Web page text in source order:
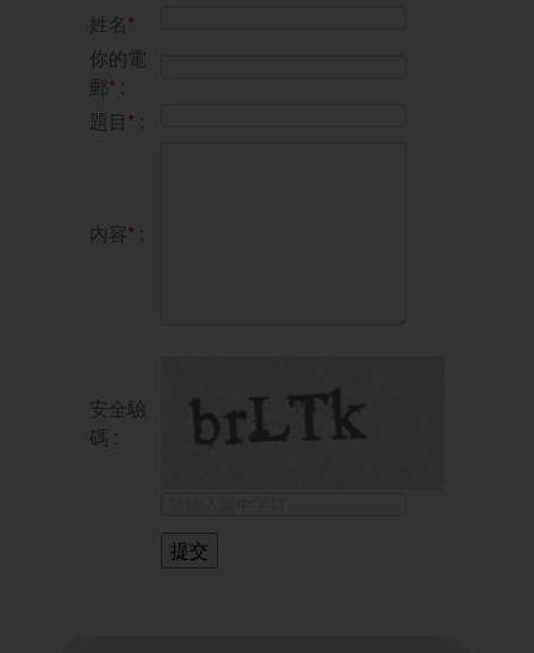
姓名*
你的電
郵* :
題目* :
內容* :
安全驗
碼 :